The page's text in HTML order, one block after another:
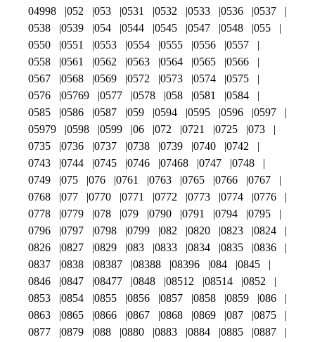
04998
052 053 0531 0532 0533 0536
0537
0538
0539 054 0544 0545 0547 0548
055
0550
0551 0553 0554 0555 0556
0557
0558
0561 0562 0563 0564 0565
0566
0567
0568 0569 0572 0573 0574
0575
0576
05769 0577 0578 058 0581
0584
0585
0586 0587 059 0594 0595 0596
0597
05979
0598 0599 06 072 0721 0725
073
0735
0736 0737 0738 0739 0740
0742
0743
0744 0745 0746 07468 0747
0748
0749
075 076 0761 0763 0765 0766
0767
0768
077 0770 0771 0772 0773 0774
0776
0778
0779 078 079 0790 0791 0794
0795
0796
0797 0798 0799 082 0820 0823
0824
0826
0827 0829 083 0833 0834 0835
0836
0837
0838 08387 08388 08396 084
0845
0846
0847 08477 0848 08512 08514
0852
0853
0854 0855 0856 0857 0858 0859
086
0863
0865 0866 0867 0868 0869 087
0875
0877
0879 088 0880 0883 0884 0885
0887